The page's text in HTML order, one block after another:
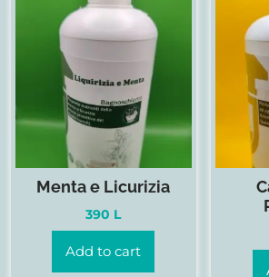
Menta e Licurizia
390 L
Add to cart